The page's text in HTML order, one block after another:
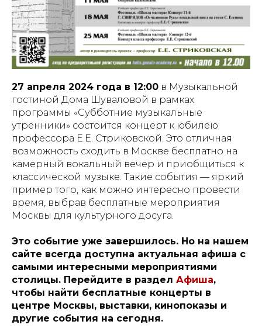
27 апреля 2024 года в 12:00 в Музыкальной
гостиной Дома Шуваловой в рамках
программы «Субботние музыкальные
утренники» состоится концерт к юбилею
профессора Е.Е. Стриковской. Это отличная
возможность сходить в Москве бесплатно на
камерный вокальный вечер и приобщиться к
классической музыке. Такие события — яркий
пример того, как можно интересно провести
время, выбрав бесплатные мероприятия
Москвы для культурного досуга.
Это событие уже завершилось. Но на нашем
сайте всегда доступна актуальная афиша с
самыми интересными мероприятиями
столицы. Перейдите в раздел Афиша,
чтобы найти бесплатные концерты в
центре Москвы, выставки, кинопоказы и
другие события на сегодня.